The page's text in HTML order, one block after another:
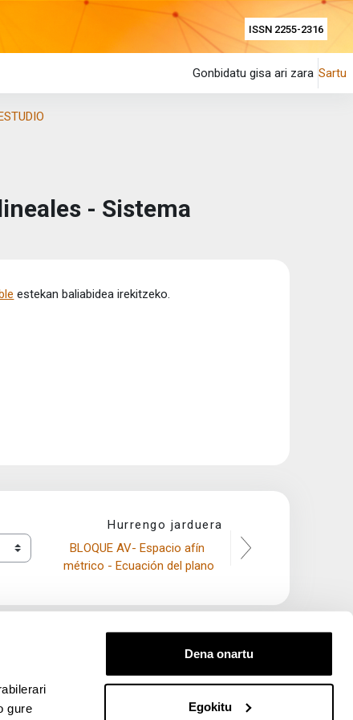
gure
Dena onartu
Egokitu
ISSN 2255-2316
Gonbidatu gisa ari zara Sartu
- Sistema
estekan baliabidea irekitzeko.
Hurrengo jarduera
BLOQUE AV- Espacio afín
métrico - Ecuación del plano
nueva)
ventana nueva)
(abre ventana nueva)
YouTube (abre ventana nueva)